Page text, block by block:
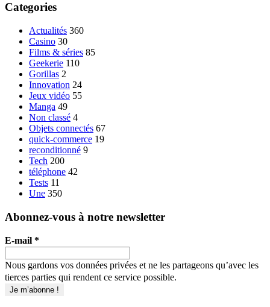
Categories
Actualités 360
Casino 30
Films & séries 85
Geekerie 110
Gorillas 2
Innovation 24
Jeux vidéo 55
Manga 49
Non classé 4
Objets connectés 67
quick-commerce 19
reconditionné 9
Tech 200
téléphone 42
Tests 11
Une 350
Abonnez-vous à notre newsletter
E-mail *
Nous gardons vos données privées et ne les partageons qu’avec les
tierces parties qui rendent ce service possible.